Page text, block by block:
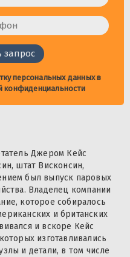
персональных данныхв
конфиденциальности
Джером Кейс
штат Висконсин,
был выпуск паровых
Владелец компании
которое собиралось
и британских
и вскоре Кейс
изготавливались
и детали, в том числе